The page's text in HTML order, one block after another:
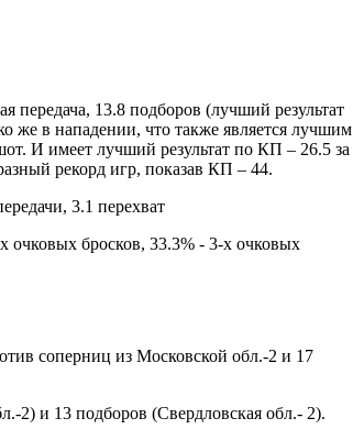
передача, 13.8 подборов (лучший результат
же в нападении, что также является лучшим
И имеет лучший результат по КП – 26.5 за
рекорд игр, показав КП – 44.
3.1 перехват
очковых бросков, 33.3% - 3-х очковых
соперниц из Московской обл.-2 и 17
2) и 13 подборов (Свердловская обл.- 2).